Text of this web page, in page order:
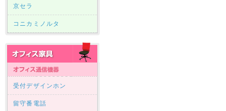
京セラ
コニカミノルタ
受付デザインホン
留守番電話